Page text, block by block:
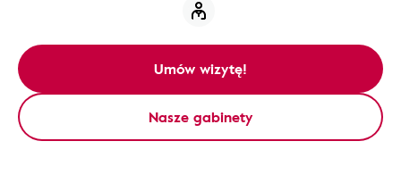
Umów wizytę!
Nasze gabinety